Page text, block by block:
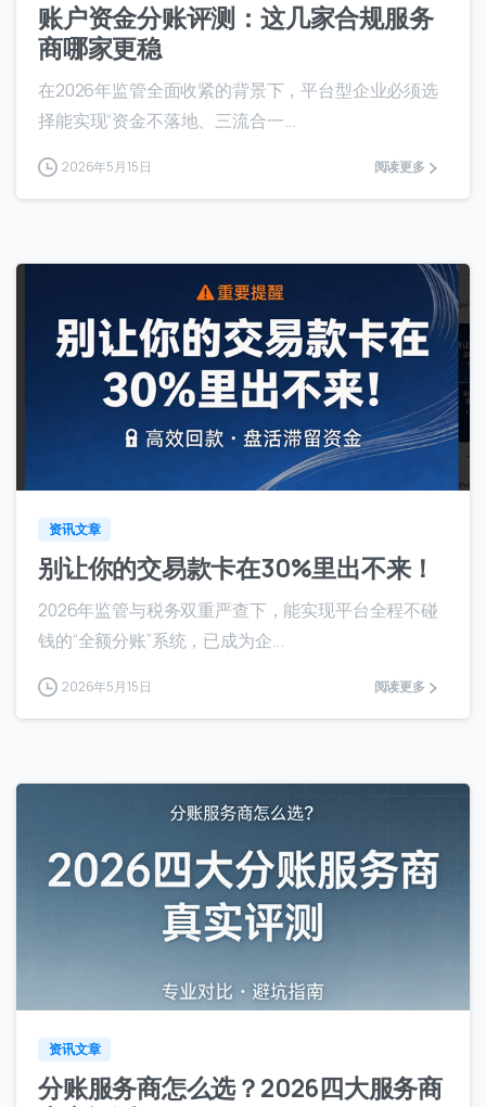
账户资金分账评测：这几家合规服务
商哪家更稳
在2026年监管全面收紧的背景下，平台型企业必须选
择能实现“资金不落地、三流合一...
2026年5月15日 阅读更多
8
资讯文章
别让你的交易款卡在30%里出不来！
2026年监管与税务双重严查下，能实现平台全程不碰
钱的“全额分账”系统，已成为企...
2026年5月15日 阅读更多
资讯文章
分账服务商怎么选？2026四大服务商